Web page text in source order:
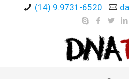
(14) 9.9731-6520